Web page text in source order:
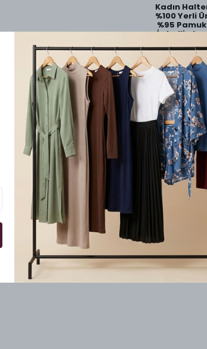
Kadın
%100 Yerli
%95
İç belli
ucuna 30-
Uzun süreli
Esnek ve
Dört
Yıkama
30
Hafif ısıda
Çamaşır
Kuru